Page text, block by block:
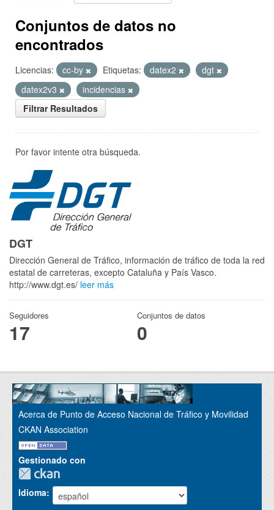
Conjuntos de datos no
encontrados
Licencias: cc-by Etiquetas: datex2
dgt
datex2v3
incidencias
Filtrar Resultados
Por favor intente otra búsqueda.
DGT
Dirección General de Tráfico, información de tráfico de toda la red
estatal de carreteras, excepto Cataluña y País Vasco.
http://www.dgt.es/ leer más
Seguidores
17
Conjuntos de datos
0
Acerca de Punto de Acceso Nacional de Tráfico y Movilidad
CKAN Association
Gestionado con
Idioma